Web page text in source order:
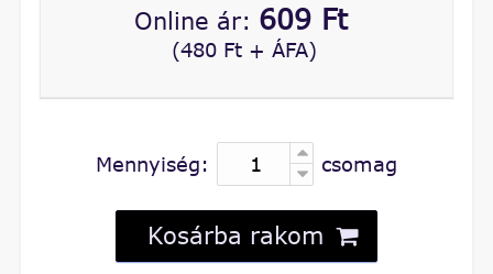
Online ár: 609 Ft
(480 Ft + ÁFA)
Mennyiség: csomag
Kosárba rakom